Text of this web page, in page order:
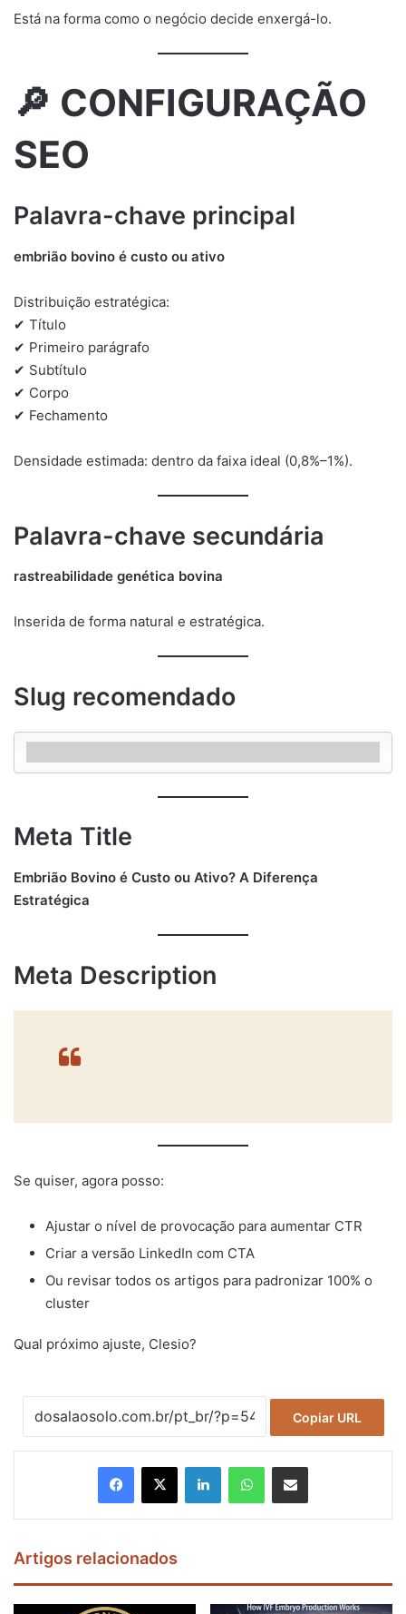
Está na forma como o negócio decide enxergá-lo.
🔎 CONFIGURAÇÃO
SEO
Palavra-chave principal
embrião bovino é custo ou ativo
Distribuição estratégica:
✔ Título
✔ Primeiro parágrafo
✔ Subtítulo
✔ Corpo
✔ Fechamento
Densidade estimada: dentro da faixa ideal (0,8%–1%).
Palavra-chave secundária
rastreabilidade genética bovina
Inserida de forma natural e estratégica.
Slug recomendado
Meta Title
Embrião Bovino é Custo ou Ativo? A Diferença
Estratégica
Meta Description
Se quiser, agora posso:
Ajustar o nível de provocação para aumentar CTR
Criar a versão LinkedIn com CTA
Ou revisar todos os artigos para padronizar 100% o
cluster
Qual próximo ajuste, Clesio?
Copiar URL
Facebook
X LinkedinWhatsAppCompartilhar via e-mail
Artigos relacionados